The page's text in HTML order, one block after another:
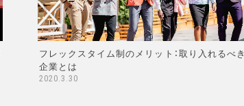
フレックスタイム制のメリット：取り入れるべき
企業とは
2020.3.30